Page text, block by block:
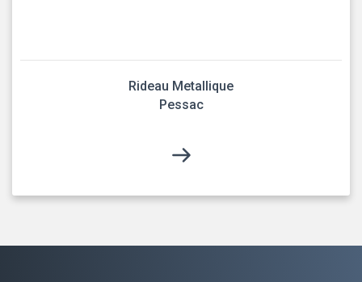
Rideau Metallique
Pessac